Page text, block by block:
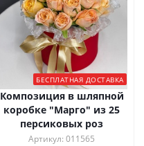
БЕСПЛАТНАЯ ДОСТАВКА
Композиция в шляпной
коробке "Марго" из 25
персиковых роз
Артикул: 011565